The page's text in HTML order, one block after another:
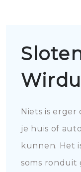
Niets is
je huis of
kunnen. Het
soms ronduit